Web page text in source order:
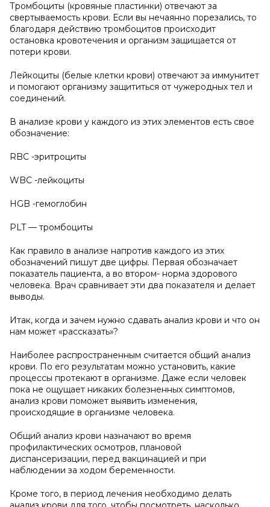
Тромбоциты (кровяные пластинки) отвечают за
свертываемость крови. Если вы нечаянно порезались, то
благодаря действию тромбоцитов происходит
остановка кровотечения и организм защищается от
потери крови.
Лейкоциты (белые клетки крови) отвечают за иммунитет
и помогают организму защититься от чужеродных тел и
соединений.
В анализе крови у каждого из этих элементов есть свое
обозначение:
RBC -эритроциты
WBC -лейкоциты
HGB -гемоглобин
PLT — тромбоциты
Как правило в анализе напротив каждого из этих
обозначений пишут две цифры. Первая обозначает
показатель пациента, а во втором- норма здорового
человека. Врач сравнивает эти два показателя и делает
выводы.
Итак, когда и зачем нужно сдавать анализ крови и что он
нам может «рассказать»?
Наиболее распространенным считается общий анализ
крови. По его результатам можно установить, какие
процессы протекают в организме. Даже если человек
пока не ощущает никаких болезненных симптомов,
анализ крови поможет выявить изменения,
происходящие в организме человека.
Общий анализ крови назначают во время
профилактических осмотров, плановой
диспансеризации, перед вакцинацией и при
наблюдении за ходом беременности.
Кроме того, в период лечения необходимо делать